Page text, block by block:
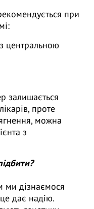
при
центральною
залишається
проте
можна
з
дізнаємося
дає надію.